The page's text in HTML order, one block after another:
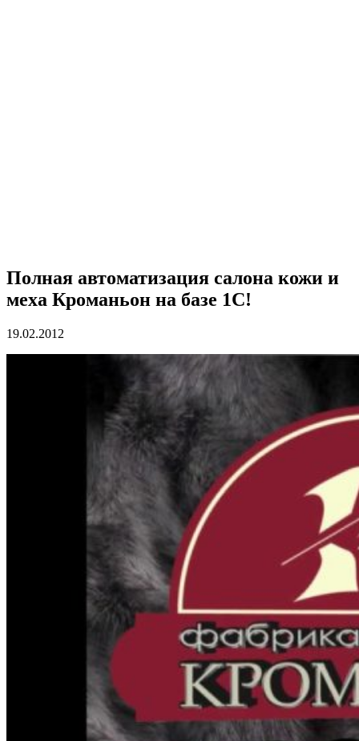
Полная автоматизация салона кожи и
меха Кроманьон на базе 1С!
19.02.2012